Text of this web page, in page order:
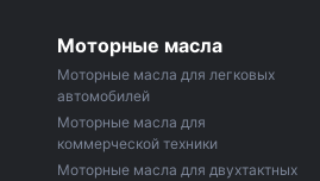
Моторные масла
Моторные масла для легковых
автомобилей
Моторные масла для
коммерческой техники
Моторные масла для двухтактных